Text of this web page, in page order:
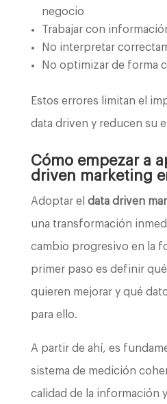
negocio
Trabajar con
No interpretar
No optimizar de forma
Estos errores limitan el
data driven y reducen su
Cómo empezar a
driven marketing
Adoptar el data driven
una transformación
cambio progresivo en la
primer paso es definir
quieren mejorar y qué
para ello.
A partir de ahí, es
sistema de medición
calidad de la información